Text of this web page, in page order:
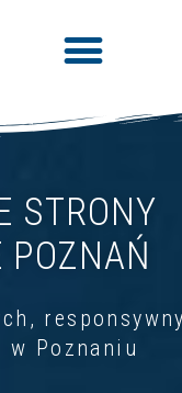
STRONY
POZNAŃ
Poznaniu